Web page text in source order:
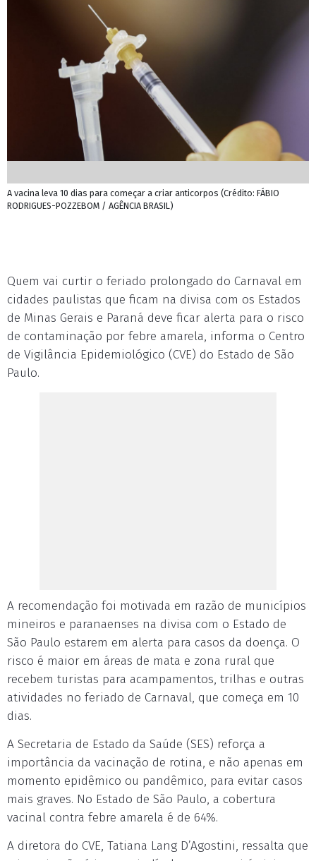
A vacina leva 10 dias para começar a criar anticorpos (Crédito: FÁBIO
RODRIGUES-POZZEBOM / AGÊNCIA BRASIL)
Quem vai curtir o feriado prolongado do Carnaval em
cidades paulistas que ficam na divisa com os Estados
de Minas Gerais e Paraná deve ficar alerta para o risco
de contaminação por febre amarela, informa o Centro
de Vigilância Epidemiológico (CVE) do Estado de São
Paulo.
A recomendação foi motivada em razão de municípios
mineiros e paranaenses na divisa com o Estado de
São Paulo estarem em alerta para casos da doença. O
risco é maior em áreas de mata e zona rural que
recebem turistas para acampamentos, trilhas e outras
atividades no feriado de Carnaval, que começa em 10
dias.
A Secretaria de Estado da Saúde (SES) reforça a
importância da vacinação de rotina, e não apenas em
momento epidêmico ou pandêmico, para evitar casos
mais graves. No Estado de São Paulo, a cobertura
vacinal contra febre amarela é de 64%.
A diretora do CVE, Tatiana Lang D’Agostini, ressalta que